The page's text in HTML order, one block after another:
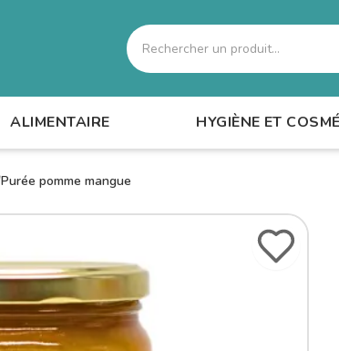
Rechercher
ALIMENTAIRE HYGIÈNE ET
Purée pomme mangue